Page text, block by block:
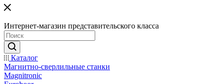
Интернет-магазин представительского класса
Каталог
Магнитно-сверлильные станки
Magnitronic